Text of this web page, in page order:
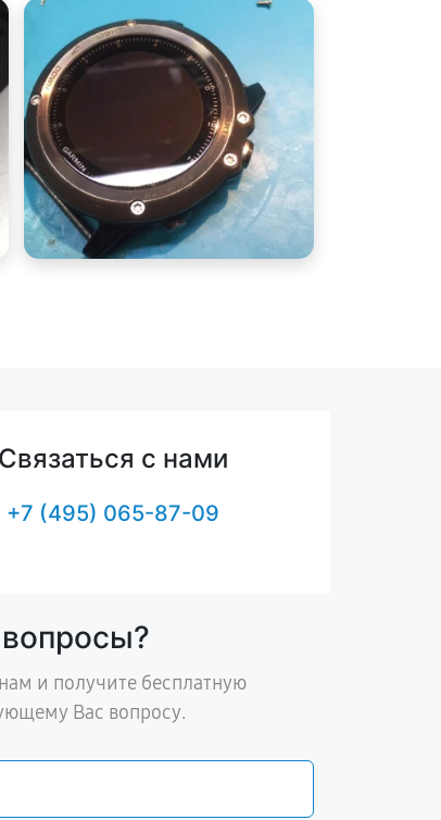
Связаться с нами
+7 (495) 065-87-09
и получите бесплатную
Вас вопросу.